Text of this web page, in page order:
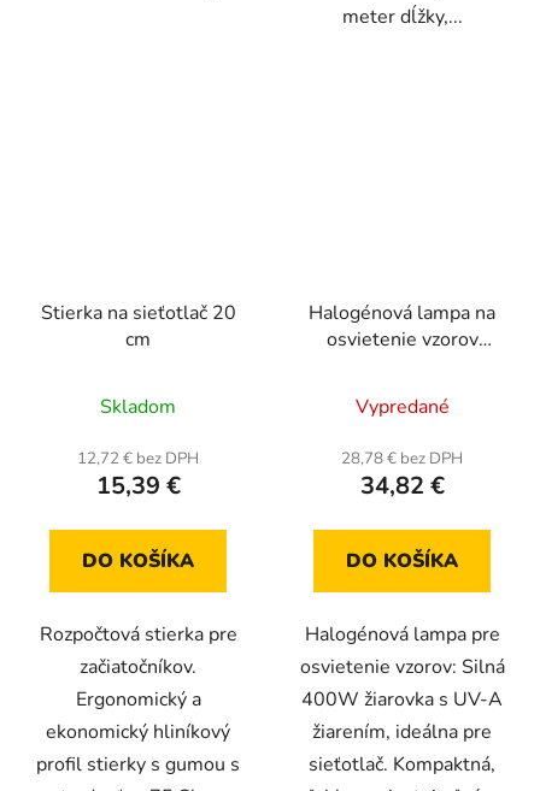
meter dĺžky,...
Stierka na sieťotlač 20
cm
hodnotenie
produktu
je
z
Skladom
12,72 € bez DPH
15,39 €
DO KOŠÍKA
Rozpočtová stierka pre
začiatočníkov.
Ergonomický a
ekonomický hliníkový
profil stierky s gumou s
Halogénová lampa na
osvietenie vzorov
Vypredané
28,78 € bez DPH
34,82 €
DO KOŠÍKA
Halogénová lampa pre
osvietenie vzorov: Silná
400W žiarovka s UV-A
žiarením, ideálna pre
sieťotlač. Kompaktná,